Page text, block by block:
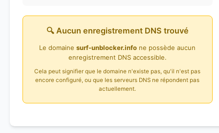
🔍 Aucun enregistrement DNS trouvé
Le domainesurf-unblocker.info ne possède aucun
enregistrement DNS accessible.
Cela peut signifier que le domaine n'existe pas, qu'il n'est pas
encore configuré, ou que les serveurs DNS ne répondent pas
actuellement.